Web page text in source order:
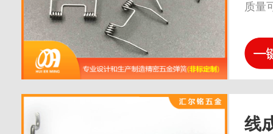
质量
线